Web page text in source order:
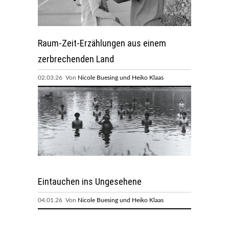
Raum-Zeit-Erzählungen aus einem
zerbrechenden Land
02.03.26 Von Nicole Buesing und Heiko Klaas
Eintauchen ins Ungesehene
04.01.26 Von Nicole Buesing und Heiko Klaas